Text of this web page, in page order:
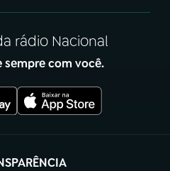
rádio Nacional
sempre com você.
(abre em nova aba)